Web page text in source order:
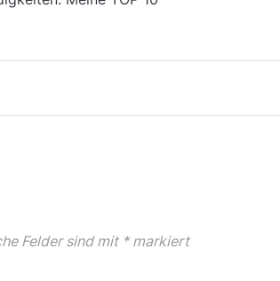
Felder sind mit *markiert